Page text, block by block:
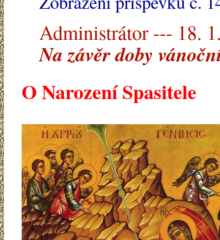
Administrátor --- 18.
Na závěr doby
O Narození Spasitele